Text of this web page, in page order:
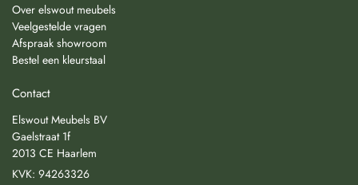
Over elswout meubels
Veelgestelde vragen
Afspraak showroom
Bestel een kleurstaal
Contact
Elswout Meubels BV
Gaelstraat 1f
2013 CE Haarlem
KVK: 94263326